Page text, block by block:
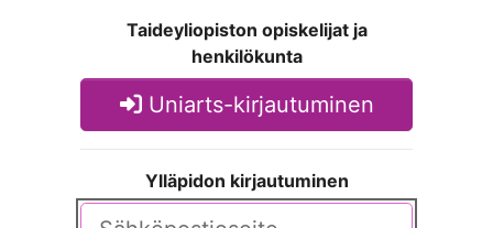
Taideyliopiston opiskelijat ja
henkilökunta
Uniarts-kirjautuminen
Ylläpidon kirjautuminen